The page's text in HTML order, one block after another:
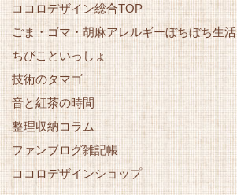
ココロデザイン総合TOP
ごま・ゴマ・胡麻アレルギーぼちぼち生活
ちびこといっしょ
技術のタマゴ
音と紅茶の時間
整理収納コラム
ファンブログ雑記帳
ココロデザインショップ